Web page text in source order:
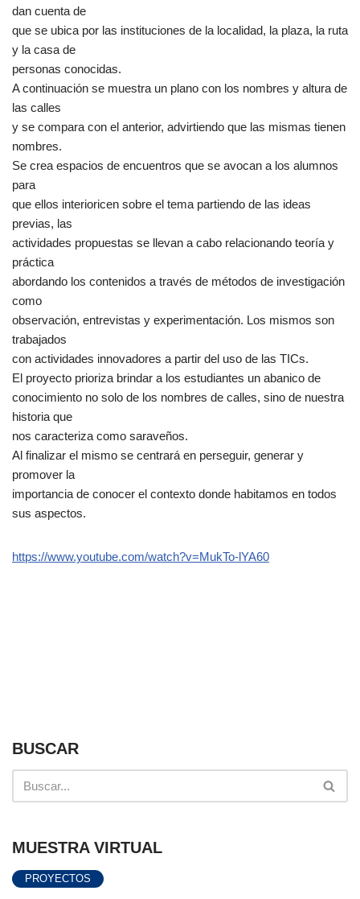
dan cuenta de
que se ubica por las instituciones de la localidad, la plaza, la ruta
y la casa de
personas conocidas.
A continuación se muestra un plano con los nombres y altura de
las calles
y se compara con el anterior, advirtiendo que las mismas tienen
nombres.
Se crea espacios de encuentros que se avocan a los alumnos
para
que ellos interioricen sobre el tema partiendo de las ideas
previas, las
actividades propuestas se llevan a cabo relacionando teoría y
práctica
abordando los contenidos a través de métodos de investigación
como
observación, entrevistas y experimentación. Los mismos son
trabajados
con actividades innovadores a partir del uso de las TICs.
El proyecto prioriza brindar a los estudiantes un abanico de
conocimiento no solo de los nombres de calles, sino de nuestra
historia que
nos caracteriza como saraveños.
Al finalizar el mismo se centrará en perseguir, generar y
promover la
importancia de conocer el contexto donde habitamos en todos
sus aspectos.
https://www.youtube.com/watch?v=MukTo-lYA60
BUSCAR
MUESTRA VIRTUAL
PROYECTOS